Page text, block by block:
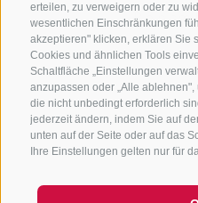
erteilen, zu verweigern oder zu
wesentlichen Einschränkungen
akzeptieren" klicken, erklären Sie
Cookies und ähnlichen Tools
Schaltfläche „Einstellungen
anzupassen oder „Alle
die nicht unbedingt erforderlich
jederzeit ändern, indem Sie auf
unten auf der Seite oder auf das
Ihre Einstellungen gelten nur für
Bleib am